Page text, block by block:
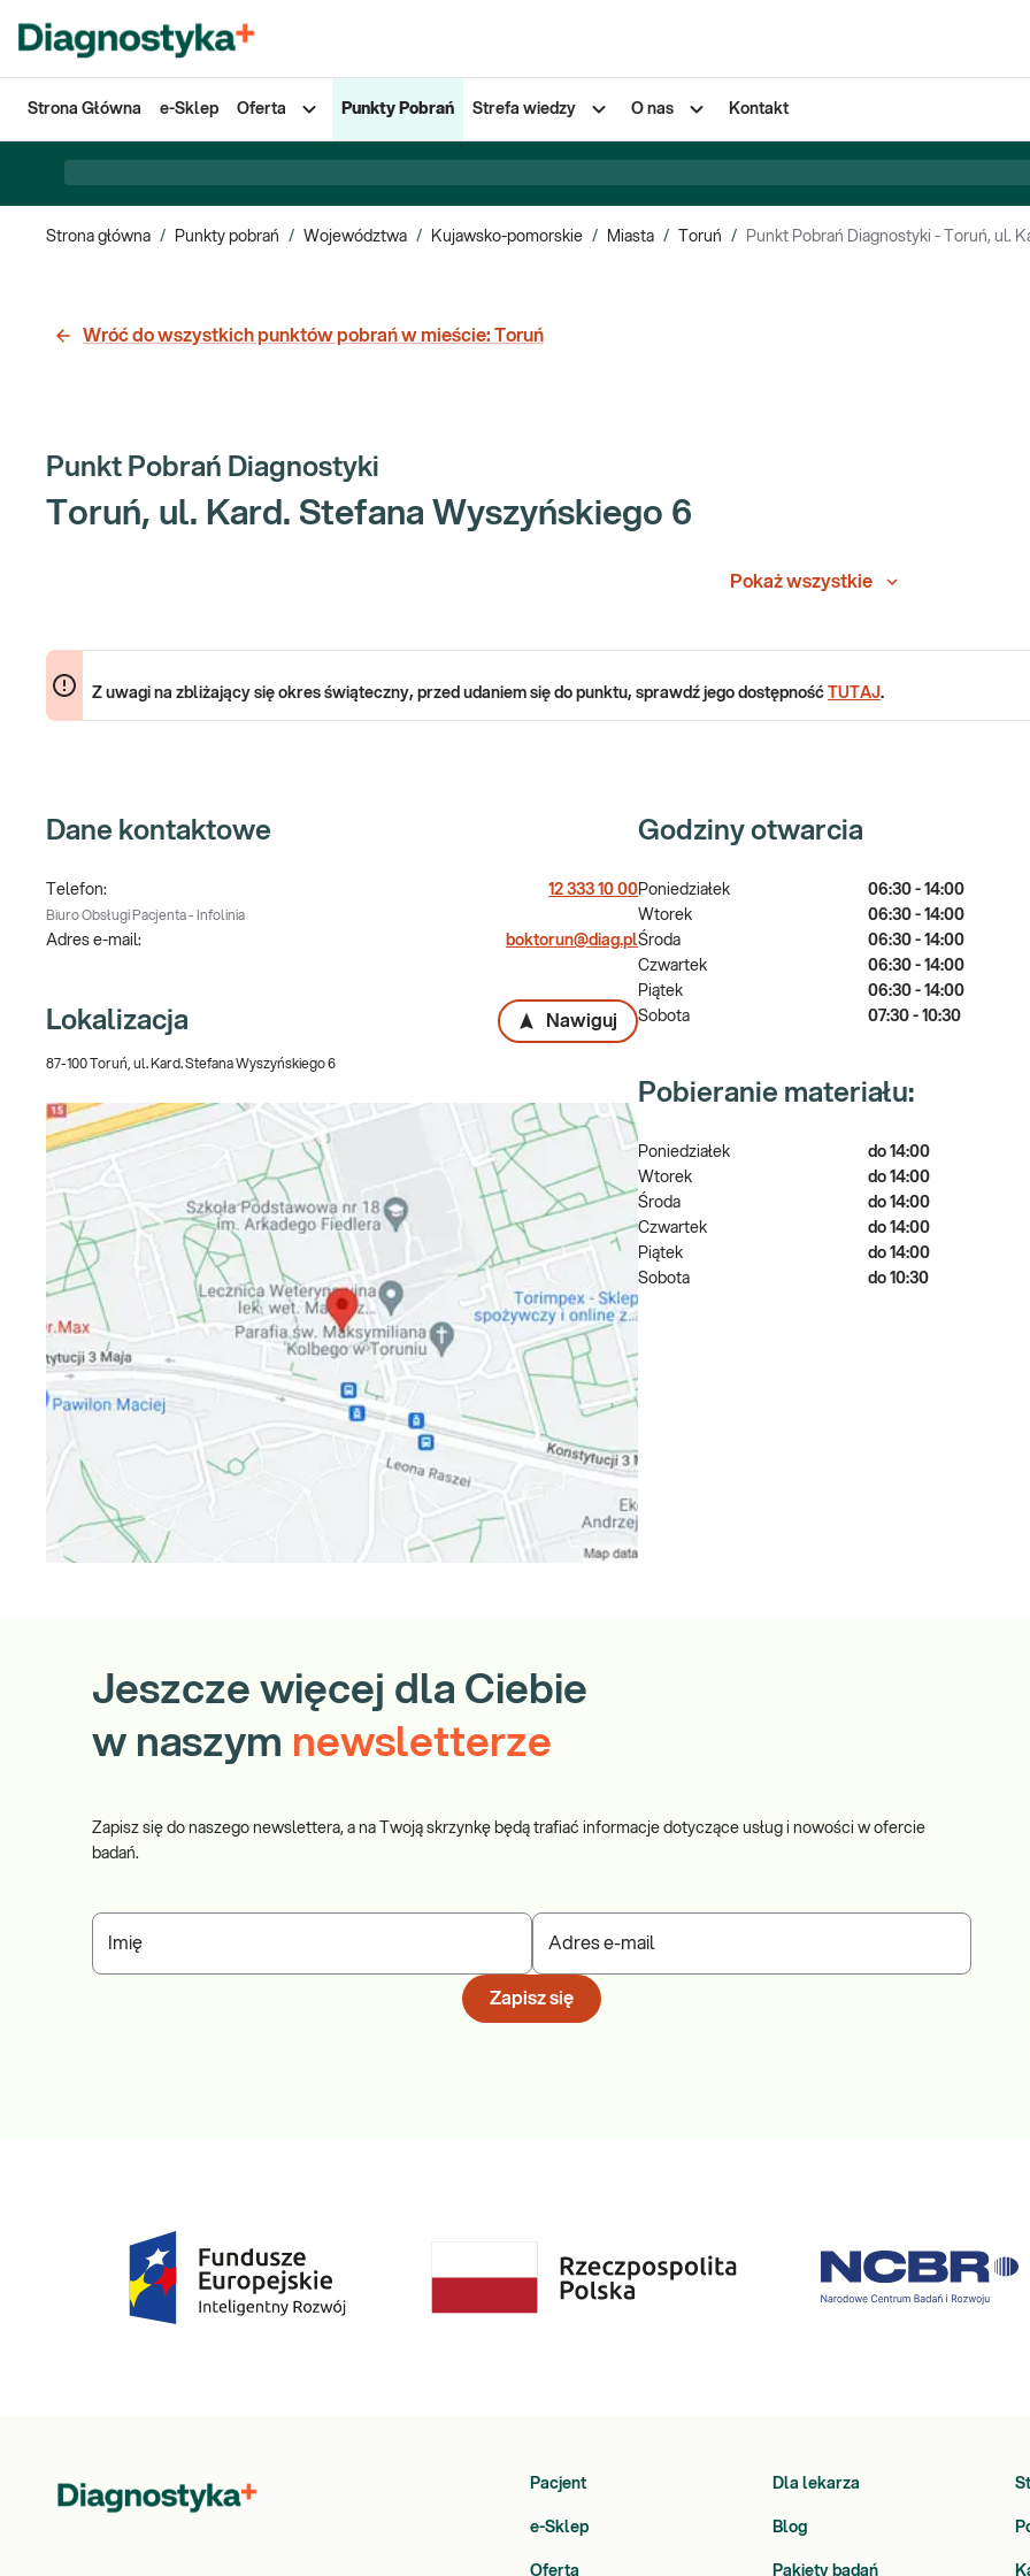
Strona Główna e-Sklep Oferta Punkty Pobrań Strefa wiedzy O nas Kontakt
Strona główna / Punkty pobrań / Województwa / Kujawsko-pomorskie / Miasta / Toruń / Punkt Pobrań Diagnostyki - Toruń, ul.
Wróć do wszystkich punktów pobrań w mieście: Toruń
Punkt Pobrań Diagnostyki
Toruń, ul. Kard. Stefana Wyszyńskiego 6
Pokaż wszystkie
Z uwagi na zbliżający się okres świąteczny, przed udaniem się do punktu, sprawdź jego dostępność TUTAJ.
Dane kontaktowe
Telefon: 12 333 10 00
Biuro Obsługi Pacjenta - Infolinia
Adres e-mail: boktorun@diag.pl
Lokalizacja Nawiguj
87-100 Toruń, ul. Kard. Stefana Wyszyńskiego 6
Godziny otwarcia
Poniedziałek
06:30 - 14:00
Wtorek
06:30 - 14:00
Środa
06:30 - 14:00
Czwartek
06:30 - 14:00
Piątek
06:30 - 14:00
Sobota
07:30 - 10:30
Pobieranie materiału:
Poniedziałek
do 14:00
Wtorek
do 14:00
Środa
do 14:00
Czwartek
do 14:00
Piątek
do 14:00
Sobota
do 10:30
Jeszcze więcej dla Ciebie
w naszym newsletterze
Zapisz się do naszego newslettera, a na Twoją skrzynkę będą trafiać informacje dotyczące usług i nowości w ofercie
badań.
Imię Adres e-mail
Zapisz się
Pacjent Dla lekarza
e-Sklep Blog
Oferta Pakiety badań